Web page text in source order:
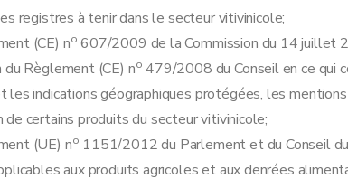
1re
Dossier de demande de reconnaissance
section 1re
Demande de reconnaissance
17
18
19
section 2 Constitution et utilisation du dossier de
registres à tenir dans le secteur vitivinicole;
(CE) no 607/2009 de la Commission du 14 juillet
Règlement (CE) no 479/2008 du Conseil en ce qui
les indications géographiques protégées, les
certains produits du secteur vitivinicole;
(UE) no 1151/2012 du Parlement et du Conseil
aux produits agricoles et aux denrées